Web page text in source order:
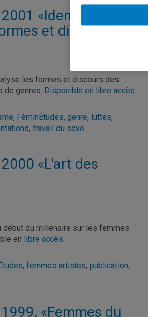
«Identités et
et discours»
les formes et discours des
de genres. Disponible en libre accès.
, FéminÉtudes, genre, luttes,
, travail du sexe
«L'art des
début du millénaire sur les femmes
en libre accès
, femmes artistes, publication,
«Femmes du